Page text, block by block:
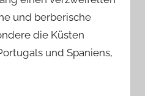
und berberische
die Küsten
und Spaniens,